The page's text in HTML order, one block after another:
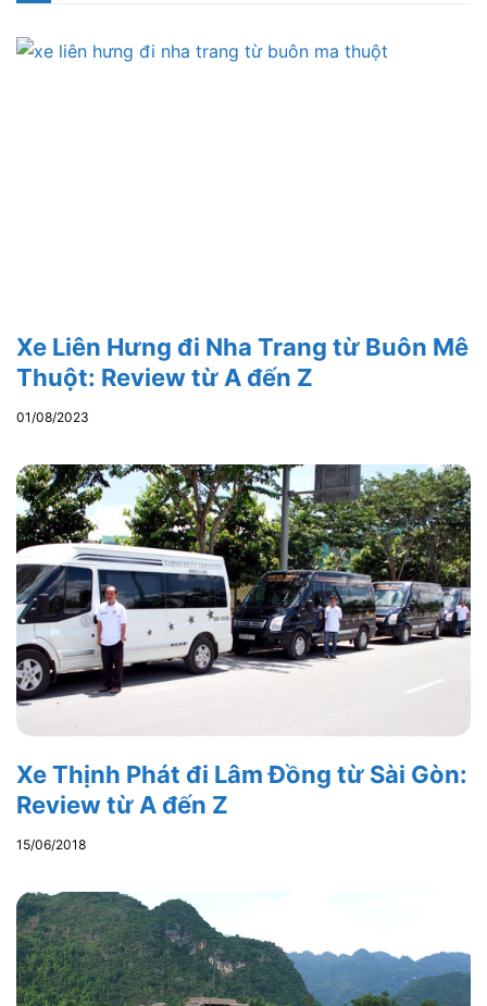
Xe Liên Hưng đi Nha Trang từ Buôn Mê
Thuột: Review từ A đến Z
01/08/2023
Xe Thịnh Phát đi Lâm Đồng từ Sài Gòn:
Review từ A đến Z
15/06/2018